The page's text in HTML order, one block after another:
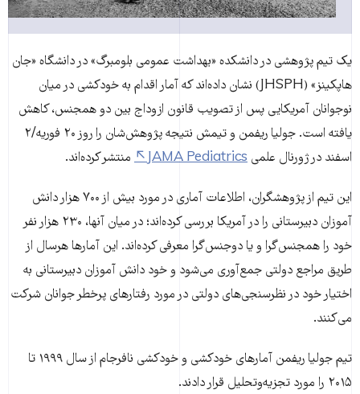
یک تیم پژوهشی در دانشکده «بهداشت عمومی بلومبرگ» در دانشگاه «جان
هاپکینز» (JHSPH) نشان داده‌اند که آمار اقدام به خودکشی در میان
نوجوانان آمریکایی پس از تصویب قانون ازوداج بین دو همجنس، کاهش
یافته است. جولیا ریفمن و تیمش نتیجه پژوهش‌شان را روز ۲۰ فوریه/۲
اسفند در ژورنال علمی JAMA Pediatrics منتشر کرده‌اند.
این تیم از پژوهشگران، اطلاعات آماری در مورد بیش از ۷۰۰ هزار دانش
آموزان دبیرستانی را در آمریکا بررسی کرده‌اند؛ در میان آنها، ۲۳۰ هزار نفر
خود را همجنس‌گرا و یا دوجنس‌گرا معرفی کرده‌اند. این آمارها هرسال از
طریق مراجع دولتی جمع‌آوری می‌شود و خود دانش آموزان دبیرستانی به
اختیار خود در نظرسنجی‌های دولتی در مورد رفتارهای پرخطر جوانان شرکت
می‌کنند.
تیم جولیا ریفمن آمارهای خودکشی و خودکشی نافرجام از سال ۱۹۹۹ تا
۲۰۱۵ را مورد تجزیه‌وتحلیل قرار دادند.